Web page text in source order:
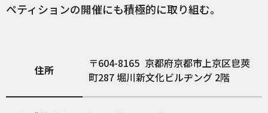
ペティションの開催にも積極的に取り組む。
住所 604-8165 京都府京都市上京区皀莢
町287 堀川新文化ビルヂング 2階